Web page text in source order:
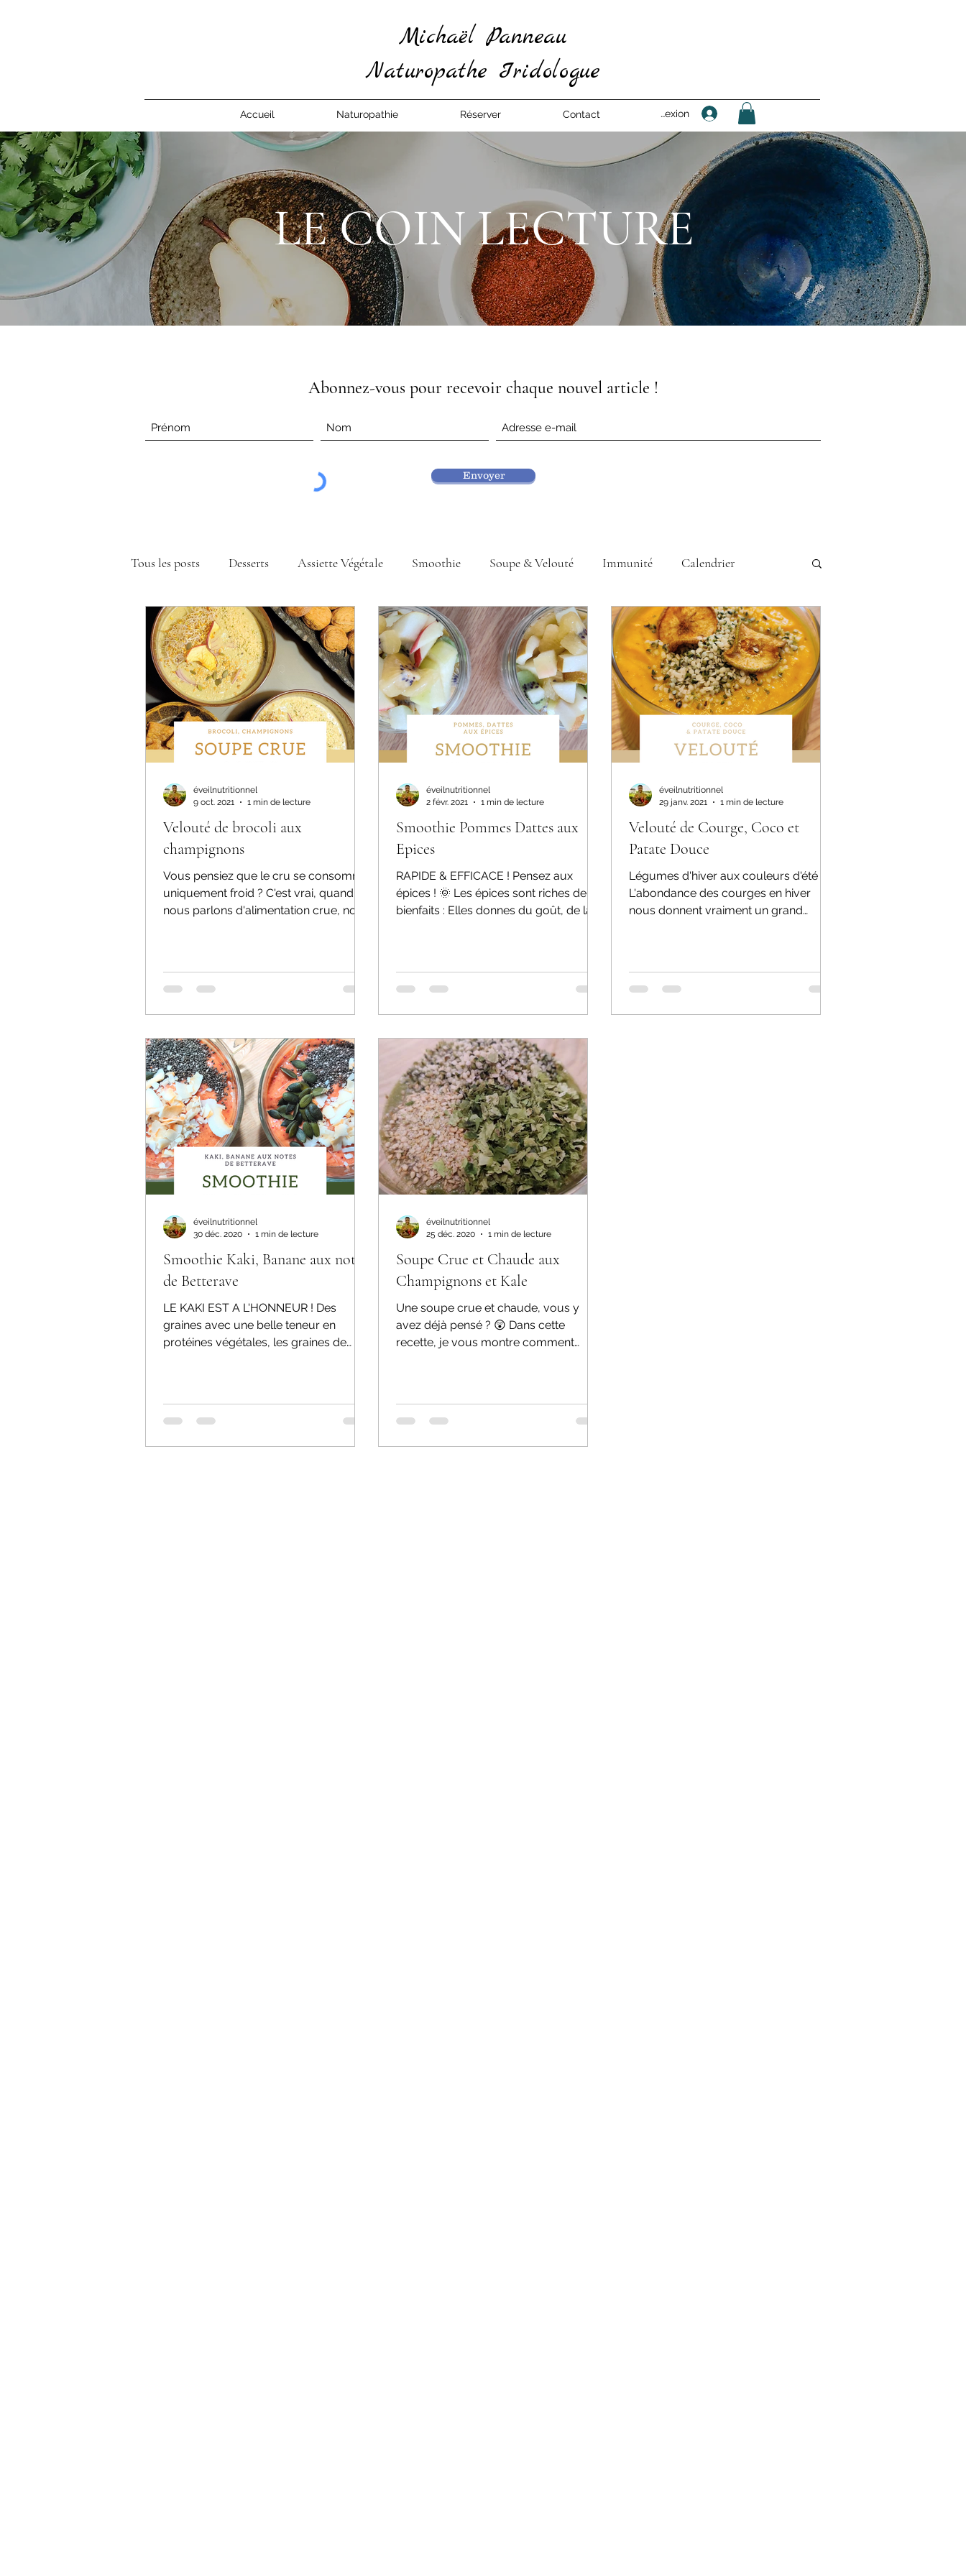
Michaël Panneau
Naturopathe Iridologue
Accueil Naturopathie Réserver Contact Connexion
LE COIN LECTURE
Abonnez-vous pour recevoir chaque nouvel article !
Envoyer
Tous les posts Desserts Assiette Végétale Smoothie Soupe & Velouté Immunité Calendrier
Compléments Alimentaires Les Aliments Séjours / Ateliers Conférences StandUp Jeu-concours
Santé naturelle Maladie Chronique L'eau Jus à l'extracteur Hygiène de vie Massage
Hygiène émonctorielle
Velouté de brocoli aux
champignons
Vous pensiez que le cru se consomme
uniquement froid ? C'est vrai, quand
nous parlons d'alimentation crue, nous
éveilnutritionnel
9 oct. 2021
1 min de lecture
Smoothie Pommes Dattes aux
Epices
RAPIDE & EFFICACE ! Pensez aux
épices ! 🌞 Les épices sont riches de
bienfaits : Elles donnes du goût, de la
éveilnutritionnel
2 févr. 2021
1 min de lecture
Velouté de Courge, Coco et
Patate Douce
Légumes d'hiver aux couleurs d'été !
L'abondance des courges en hiver
nous donnent vraiment un grand
éveilnutritionnel
29 janv. 2021
1 min de lecture
Smoothie Kaki, Banane aux notes
de Betterave
LE KAKI EST A L'HONNEUR ! Des
graines avec une belle teneur en
protéines végétales, les graines de
éveilnutritionnel
30 déc. 2020
1 min de lecture
Soupe Crue et Chaude aux
Champignons et Kale
Une soupe crue et chaude, vous y
avez déjà pensé ? 😲 Dans cette
recette, je vous montre comment
éveilnutritionnel
25 déc. 2020
1 min de lecture